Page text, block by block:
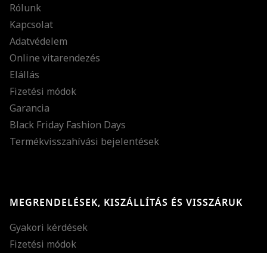
Rólunk
Kapcsolat
Adatvédelem
Online vitarendezés
Elállás
Fizetési módok
Garancia
Black Friday Fashion Days
Termékvisszahívási bejelentések
MEGRENDELÉSEK, KISZÁLLÍTÁS ÉS VISSZÁRUK
Gyakori kérdések
Fizetési módok